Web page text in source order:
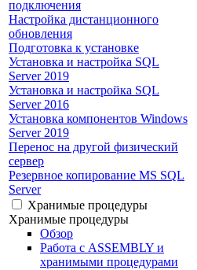
подключения
Настройка дистанционного
обновления
Подготовка к установке
Установка и настройка SQL
Server 2019
Установка и настройка SQL
Server 2016
Установка компонентов Windows
Server 2019
Перенос на другой физический
сервер
Резервное копирование MS SQL
Server
Хранимые процедуры
Хранимые процедуры
Обзор
Работа с ASSEMBLY и
хранимыми процедурами